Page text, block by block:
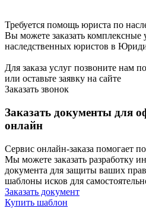
Требуется помощь юриста по
Вы можете заказать
наследственных юристов в
Для заказа услуг позвоните нам
или оставьте заявку на сайте
Заказать звонок
Заказать документы для
онлайн
Сервис онлайн-заказа помогает
Мы можете заказать разработку
документа для защиты ваших
шаблоны исков для
Заказать документ
Купить шаблон